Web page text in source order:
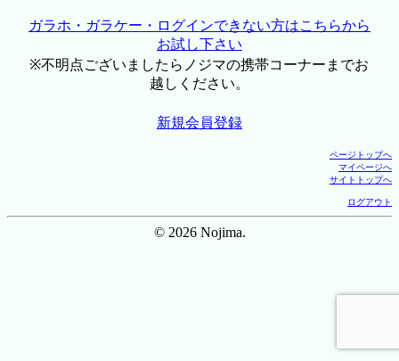
ガラホ・ガラケー・ログインできない方はこちらから
お試し下さい
※不明点ございましたらノジマの携帯コーナーまでお
越しください。
新規会員登録
ページトップへ
マイページへ
サイトトップへ
ログアウト
© 2026 Nojima.